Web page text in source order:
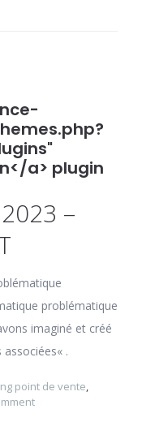
a> plugin
–
problématique
imaginé et créé
.
point de vente,